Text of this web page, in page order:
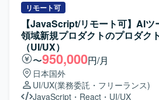
報から仮説を立て、高速でPDCAを回
す。 ・自ら手を動かし、事業数字に
る方を想定しております。 【ポジションの魅力】 ・AIを活
用したHR領域の新規プロダクトにお
ら体験設計をリードできる環境です
ダクトマネージャー、エンジニア、
ーと密に連携しながら、事業開発・
ケティングを一体で推進する経験を
途、尺、ループ有無、トリガー条件
出一覧の整理 ・Lottie（.json）形式
ータ制作および状態別バリエーショ
状態）、尺（秒数目安）、ループ有
をまとめた演出仕様メモの作成 ・可
月版などフェーズごとの段階導入を
出リストの作成 【求める人物像】 仕様が固まる前段階で
も、ラフな要件からどのように動か
容】 要件定義フェーズに参画し、仕
計を実施していただきます。ディレ
は簡易なワイヤーフレームをベース
面構成・導線を整理し、UIコンポー
ーの最適化を行っていただきます。
アルデザイン作成、レイアウト設計
計、操作性を考慮したインタラクシ
て簡易モック作成）を対応していた
リモート可
【JavaScript/リモート可】AI
領域新規プロダクトのプロダク
（UI/UX）
〜950,000円/月
日本国外
UI/UX(業務委託・フリーランス)
JavaScript ・ React ・ UI/UX